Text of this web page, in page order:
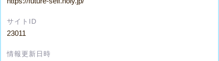
サイトID
23011
情報更新日時